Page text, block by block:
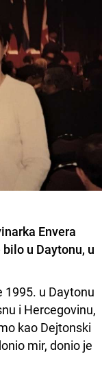
Envera
u Daytonu, u
1995. u Daytonu
i Hercegovinu,
kao Dejtonski
mir, donio je